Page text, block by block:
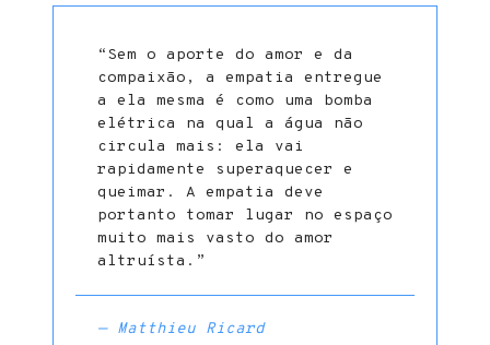
“Sem o aporte do amor e da
compaixão, a empatia entregue
a ela mesma é como uma bomba
elétrica na qual a água não
circula mais: ela vai
rapidamente superaquecer e
queimar. A empatia deve
portanto tomar lugar no espaço
muito mais vasto do amor
altruísta.”
— Matthieu Ricard